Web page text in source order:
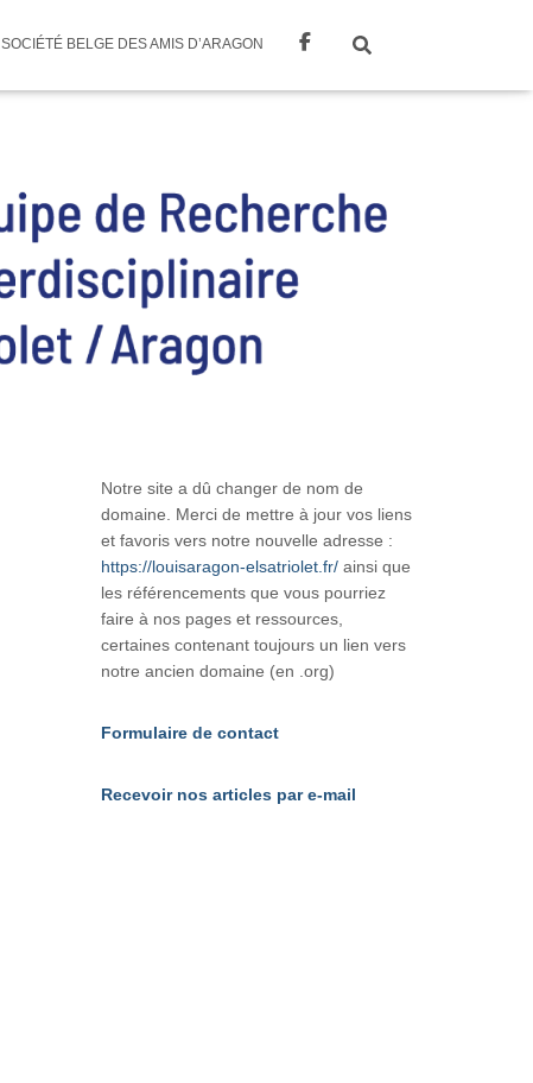
SOCIÉTÉ BELGE DES AMIS D’ARAGON
Notre site a dû changer de nom de
domaine. Merci de mettre à jour vos liens
et favoris vers notre nouvelle adresse :
https://louisaragon-elsatriolet.fr/ainsi que
les référencements que vous pourriez
faire à nos pages et ressources,
certaines contenant toujours un lien vers
notre ancien domaine (en .org)
Formulaire de contact
Recevoir nos articles par e-mail